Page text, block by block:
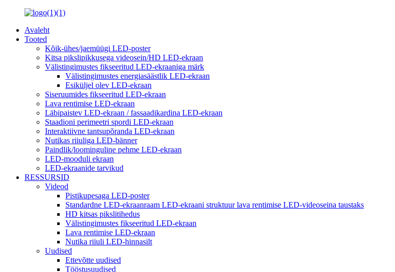
Avaleht
Tooted
Kõik-ühes/jaemüügi LED-poster
Kitsa pikslipikkusega videosein/HD LED-ekraan
Välistingimustes fikseeritud LED-ekraaniga märk
Välistingimustes energiasäästlik LED-ekraan
Esiküljel olev LED-ekraan
Siseruumides fikseeritud LED-ekraan
Lava rentimise LED-ekraan
Läbipaistev LED-ekraan / fassaadikardina LED-ekraan
Staadioni perimeetri spordi LED-ekraan
Interaktiivne tantsupõranda LED-ekraan
Nutikas riiuliga LED-bänner
Paindlik/loominguline pehme LED-ekraan
LED-mooduli ekraan
LED-ekraanide tarvikud
RESSURSID
Videod
Pistikupesaga LED-poster
Standardne LED-ekraanraam LED-ekraani struktuur lava rentimise LED-videoseina taustaks
HD kitsas pikslitihedus
Välistingimustes fikseeritud LED-ekraan
Lava rentimise LED-ekraan
Nutika riiuli LED-hinnasilt
Uudised
Ettevõtte uudised
Tööstusuudised